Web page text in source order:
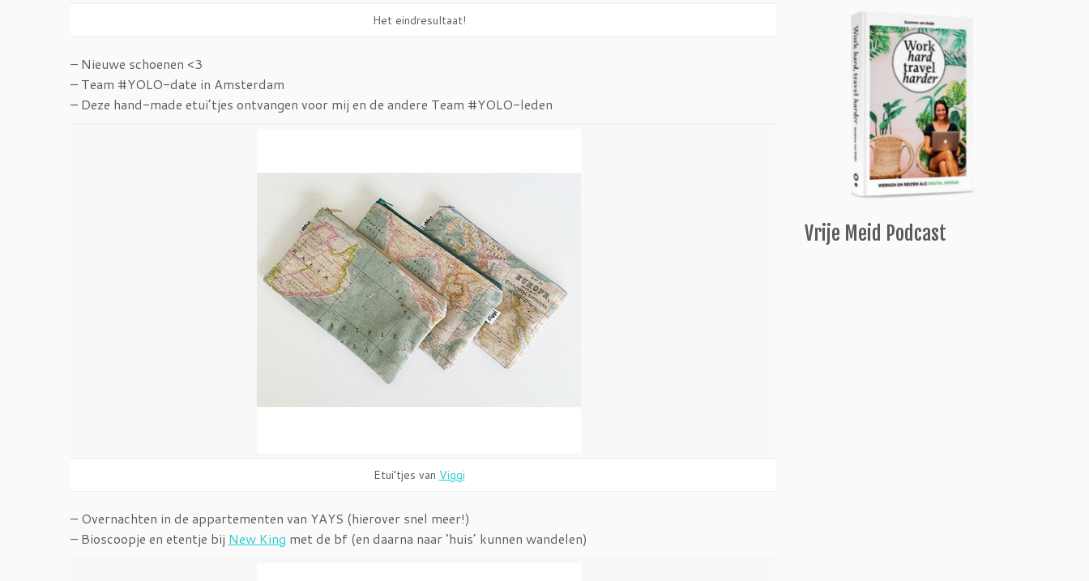
Het eindresultaat!
– Nieuwe schoenen <3
– Team #YOLO-date in Amsterdam
– Deze hand-made etui’tjes ontvangen voor mij en de andere Team #YOLO-leden
Etui’tjes van Viggi
– Overnachten in de appartementen van YAYS (hierover snel meer!)
– Bioscoopje en etentje bij New King met de bf (en daarna naar ‘huis’ kunnen wandelen)
Vrije Meid Podcast